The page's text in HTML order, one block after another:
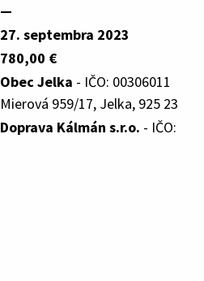
—
27. septembra 2023
780,00 €
Obec Jelka - IČO: 00306011
Mierová 959/17, Jelka, 925 23
Doprava Kálmán s.r.o. - IČO: